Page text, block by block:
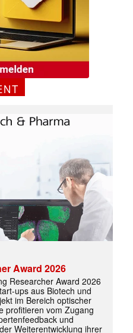
Award 2026
Researcher Award 2026
ups aus Biotech und
im Bereich optischer
profitieren vom Zugang
und
Weiterentwicklung ihrer